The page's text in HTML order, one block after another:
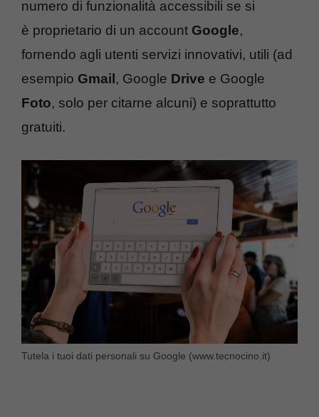
numero di funzionalità accessibili se si
è proprietario di un account Google,
fornendo agli utenti servizi innovativi, utili (ad
esempio Gmail , Google Drive e Google
Foto, solo per citarne alcuni) e soprattutto
gratuiti.
Tutela i tuoi dati personali su Google (www.tecnocino.it)